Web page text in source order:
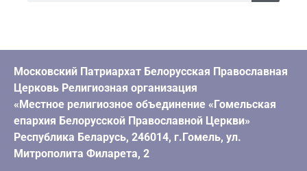
Московский Патриархат Белорусская Православная
Церковь Религиозная организация
«Местное религиозное объединение «Гомельская
епархия Белорусской Православной Церкви»
Республика Беларусь, 246014, г.Гомель, ул.
Митрополита Филарета, 2